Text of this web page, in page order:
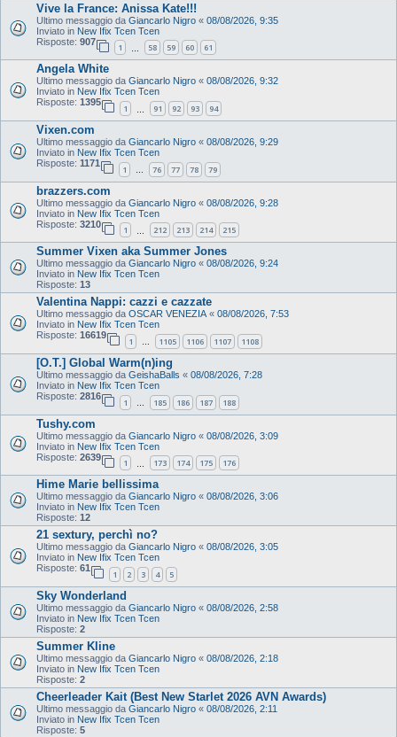
Vive la France: Anissa Kate!!!
Ultimo messaggio da Giancarlo Nigro « 08/08/2026, 9:35
Inviato in New Ifix Tcen Tcen
Risposte: 907
1 58 59 60 61
Angela White
Ultimo messaggio da Giancarlo Nigro « 08/08/2026, 9:32
Inviato in New Ifix Tcen Tcen
Risposte: 1395
1 91 92 93 94
Vixen.com
Ultimo messaggio da Giancarlo Nigro « 08/08/2026, 9:29
Inviato in New Ifix Tcen Tcen
Risposte: 1171
1 … 76 77 78 79
brazzers.com
Ultimo messaggio da Giancarlo Nigro « 08/08/2026, 9:28
Inviato in New Ifix Tcen Tcen
Risposte: 3210
1 212 213 214 215
Summer Vixen aka Summer Jones
Ultimo messaggio da Giancarlo Nigro « 08/08/2026, 9:24
Inviato in New Ifix Tcen Tcen
Risposte: 13
Valentina Nappi: cazzi e cazzate
Ultimo messaggio da OSCAR VENEZIA « 08/08/2026, 7:53
Inviato in New Ifix Tcen Tcen
Risposte: 16619
1 … 1105 1106 1107 1108
[O.T.] Global Warm(n)ing
Ultimo messaggio da GeishaBalls « 08/08/2026, 7:28
Inviato in New Ifix Tcen Tcen
Risposte: 2816
1 … 185 186 187 188
Tushy.com
Ultimo messaggio da Giancarlo Nigro « 08/08/2026, 3:09
Inviato in New Ifix Tcen Tcen
Risposte: 2639
1 173 174 175 176
Hime Marie bellissima
Ultimo messaggio da Giancarlo Nigro « 08/08/2026, 3:06
Inviato in New Ifix Tcen Tcen
Risposte: 12
21 sextury, perchì no?
Ultimo messaggio da Giancarlo Nigro « 08/08/2026, 3:05
Inviato in New Ifix Tcen Tcen
Risposte: 61
1 2 3 4 5
Sky Wonderland
Ultimo messaggio da Giancarlo Nigro « 08/08/2026, 2:58
Inviato in New Ifix Tcen Tcen
Risposte: 2
Summer Kline
Ultimo messaggio da Giancarlo Nigro « 08/08/2026, 2:18
Inviato in New Ifix Tcen Tcen
Risposte: 2
Cheerleader Kait (Best New Starlet 2026 AVN Awards)
Ultimo messaggio da Giancarlo Nigro « 08/08/2026, 2:11
Inviato in New Ifix Tcen Tcen
Risposte: 5